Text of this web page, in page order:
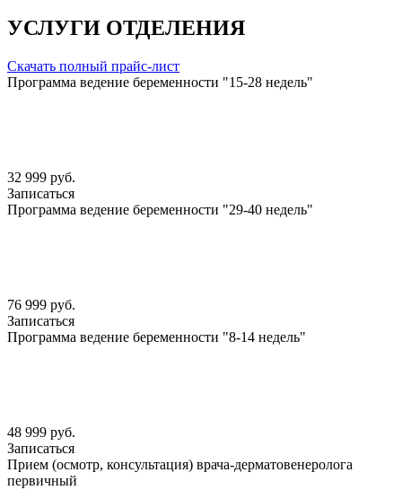
УСЛУГИ ОТДЕЛЕНИЯ
Скачать полный прайс-лист
Программа ведение беременности "15-28 недель"
32 999 руб.
Записаться
Программа ведение беременности "29-40 недель"
76 999 руб.
Записаться
Программа ведение беременности "8-14 недель"
48 999 руб.
Записаться
Прием (осмотр, консультация) врача-дерматовенеролога
первичный